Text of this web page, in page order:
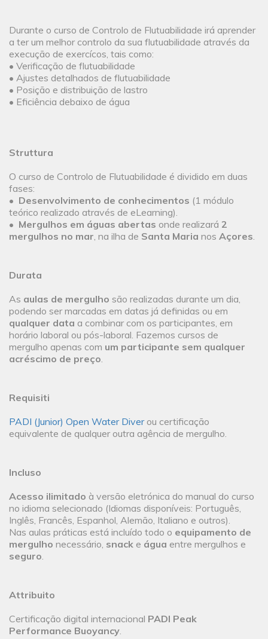
Durante o curso de Controlo de Flutuabilidade irá aprender
a ter um melhor controlo da sua flutuabilidade através da
execução de exercícos, tais como:
• Verificação de flutuabilidade
• Ajustes detalhados de flutuabilidade
• Posição e distribuição de lastro
• Eficiência debaixo de água
Struttura
O curso de Controlo de Flutuabilidade é dividido em duas
fases:
• Desenvolvimento de conhecimentos (1 módulo
teórico realizado através de eLearning).
• Mergulhos em águas abertas onde realizará 2
mergulhos no mar, na ilha de Santa Maria nos Açores.
Durata
As aulas de mergulho são realizadas durante um dia,
podendo ser marcadas em datas já definidas ou em
qualquer data a combinar com os participantes, em
horário laboral ou pós-laboral. Fazemos cursos de
mergulho apenas com um participante sem qualquer
acréscimo de preço.
Requisiti
PADI (Junior) Open Water Diverou certificação
equivalente de qualquer outra agência de mergulho.
Incluso
Acesso ilimitado à versão eletrónica do manual do curso
no idioma selecionado (Idiomas disponíveis: Português,
Inglês, Francês, Espanhol, Alemão, Italiano e outros).
Nas aulas práticas está incluído todo o equipamento de
mergulho necessário, snack e água entre mergulhos e
seguro.
Attribuito
Certificação digital internacional PADI Peak
Performance Buoyancy.